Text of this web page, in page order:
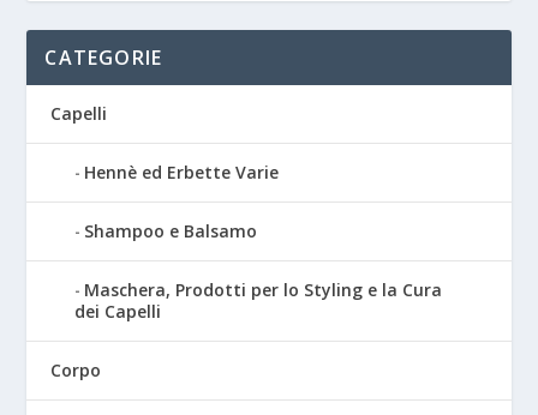
CATEGORIE
Capelli
Hennè ed Erbette Varie
Shampoo e Balsamo
Maschera, Prodotti per lo Styling e la Cura
dei Capelli
Corpo